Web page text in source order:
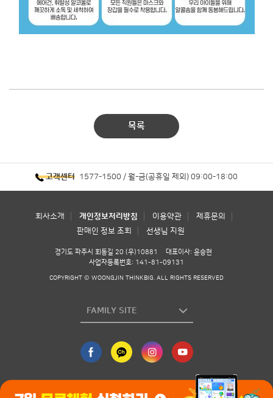
목록
고객센터 1577-1500 / 월-금(공휴일 제외) 09:00-18:00
회사소개 개인정보처리방침 이용약관
제휴문의
판매인 정보 조회
선생님 지원
경기도 파주시 회동길 20 (우)10881
대표이사: 윤승현
사업자등록번호: 141-81-09131
COPYRIGHT © WOONGJIN THINKBIG. ALL RIGHTS RESERVED
FAMILY SITE